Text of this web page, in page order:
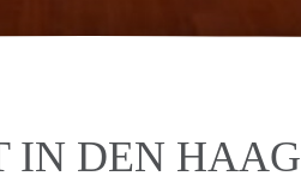
IN DEN HAAG